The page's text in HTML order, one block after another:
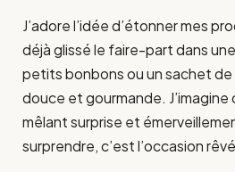
J’adore l’idée d’étonner mes
déjà glissé le faire-part dans
petits bonbons ou un sachet
douce et gourmande. J’imagine
mêlant surprise et
surprendre, c’est l’occasion